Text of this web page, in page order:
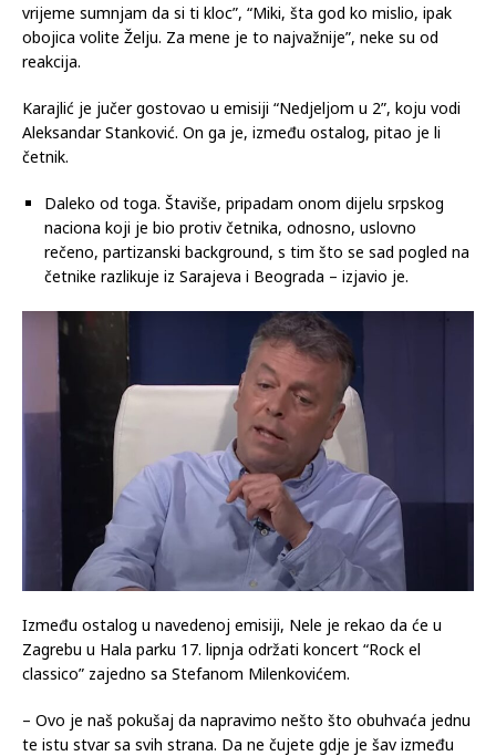
vrijeme sumnjam da si ti kloc”, “Miki, šta god ko mislio, ipak
obojica volite Želju. Za mene je to najvažnije”, neke su od
reakcija.
Karajlić je jučer gostovao u emisiji “Nedjeljom u 2”, koju vodi
Aleksandar Stanković. On ga je, između ostalog, pitao je li
četnik.
Daleko od toga. Štaviše, pripadam onom dijelu srpskog
naciona koji je bio protiv četnika, odnosno, uslovno
rečeno, partizanski background, s tim što se sad pogled na
četnike razlikuje iz Sarajeva i Beograda – izjavio je.
Između ostalog u navedenoj emisiji, Nele je rekao da će u
Zagrebu u Hala parku 17. lipnja održati koncert “Rock el
classico” zajedno sa Stefanom Milenkovićem.
– Ovo je naš pokušaj da napravimo nešto što obuhvaća jednu
te istu stvar sa svih strana. Da ne čujete gdje je šav između